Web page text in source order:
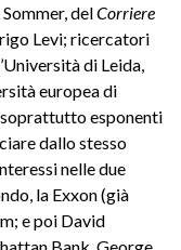
delCorriere
Levi; ricercatori
di Leida,
europea di
soprattutto esponenti
dallo stesso
nelle due
la Exxon (già
e poi David